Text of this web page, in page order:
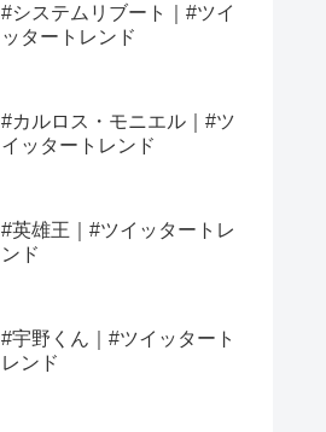
#システムリブート｜#ツイ
ッタートレンド
#カルロス・モニエル｜#ツ
イッタートレンド
#英雄王｜#ツイッタートレ
ンド
#宇野くん｜#ツイッタート
レンド